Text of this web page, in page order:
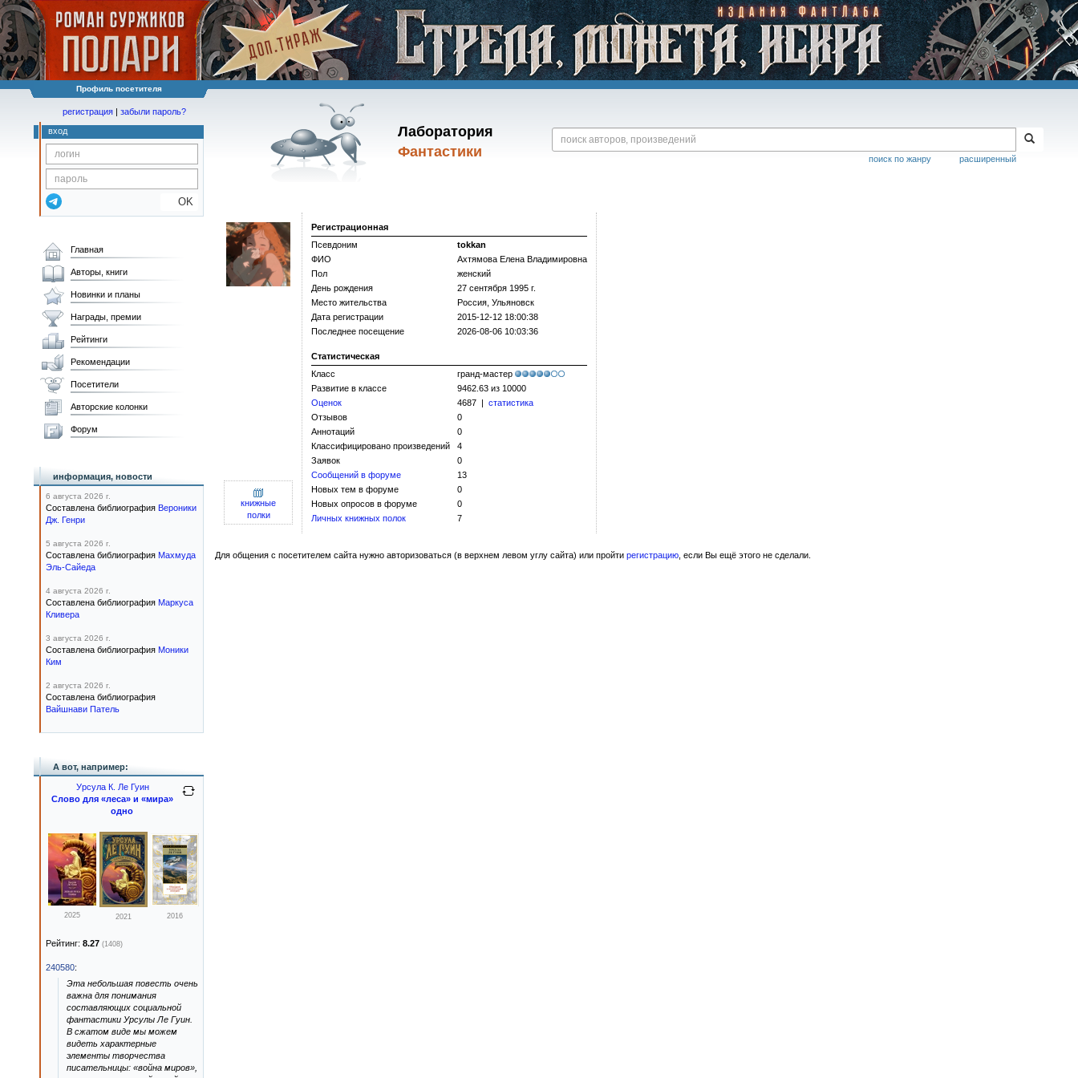
Профиль посетителя
Лаборатория
Фантастики
расширенный
поиск по жанру
регистрация | забыли пароль?
вход
OK
Регистрационная
Псевдоним
tokkan
ФИО
Ахтямова Елена Владимировна
Пол
женский
День рождения
27 сентября 1995 г.
Место жительства
Россия, Ульяновск
Дата регистрации
2015-12-12 18:00:38
Последнее посещение
2026-08-06 10:03:36
Статистическая
Класс
гранд-мастер
Развитие в классе
9462.63 из 10000
Оценок
4687 | статистика
Отзывов
0
Аннотаций
0
Классифицировано произведений
4
Заявок
0
Сообщений в форуме
13
Новых тем в форуме
0
Новых опросов в форуме
0
Личных книжных полок
7
книжные
полки
Для общения с посетителем сайта нужно авторизоваться (в верхнем левом углу сайта) или пройти регистрацию , если Вы ещё этого не сделали.
Главная
Авторы, книги
Новинки и планы
Награды, премии
Рейтинги
Рекомендации
Посетители
Авторские колонки
Форум
информация, новости
6 августа 2026 г.
Составлена библиография Вероники
Дж. Генри
5 августа 2026 г.
Составлена библиография Махмуда
Эль-Сайеда
4 августа 2026 г.
Составлена библиография Маркуса
Кливера
3 августа 2026 г.
Составлена библиография Моники
Ким
2 августа 2026 г.
Составлена библиография
Вайшнави Патель
А вот, например:
Урсула К. Ле Гуин
Слово для «леса» и «мира»
одно
2025 2021 2016
Рейтинг: 8.27 (1408)
240580:
Эта небольшая повесть очень
важна для понимания
составляющих социальной
фантастики Урсулы Ле Гуин.
В сжатом виде мы можем
видеть характерные
элементы творчества
писательницы: «война миров»,